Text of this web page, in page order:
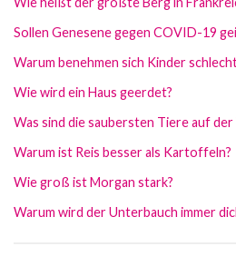
Sollen Genesene gegen COVID-19
Warum benehmen sich Kinder
Wie wird ein Haus geerdet?
Was sind die saubersten Tiere auf der
Warum ist Reis besser als Kartoffeln?
Wie groß ist Morgan stark?
Warum wird der Unterbauch immer